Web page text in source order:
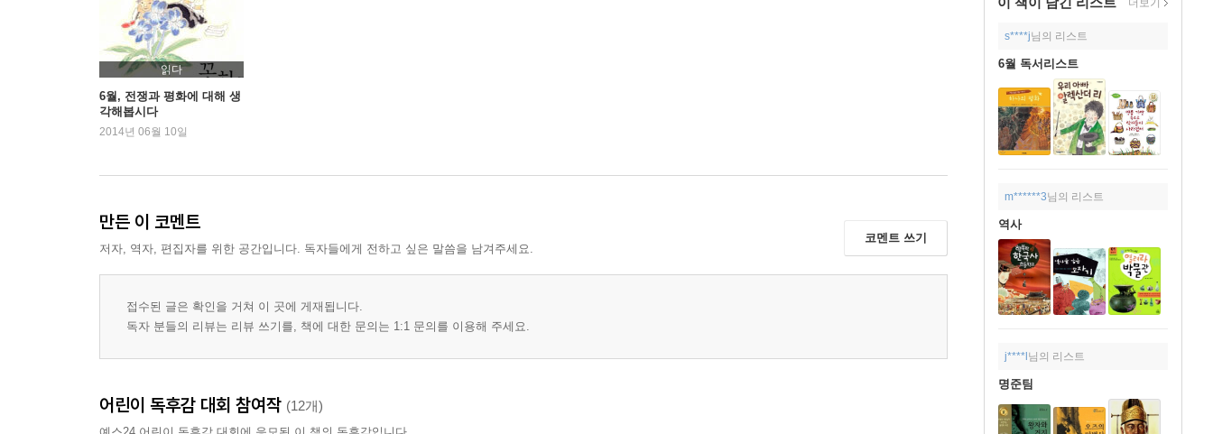
더보기
s****j님의 리스트
6월 독서리스트
m******3님의 리스트
역사
j****l님의 리스트
명준팀
읽다
6월, 전쟁과 평화에 대해 생
각해봅시다
2014년 06월 10일
만든 이 코멘트
저자, 역자, 편집자를 위한 공간입니다. 독자들에게 전하고 싶은 말씀을 남겨주세요.
코멘트 쓰기
접수된 글은 확인을 거쳐 이 곳에 게재됩니다.
독자 분들의 리뷰는 리뷰 쓰기를, 책에 대한 문의는 1:1 문의를 이용해 주세요.
어린이 독후감 대회 참여작 (12개)